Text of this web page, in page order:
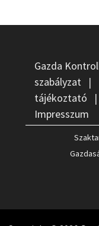
Gazda
szabályzat|
tájékoztató
Impresszum